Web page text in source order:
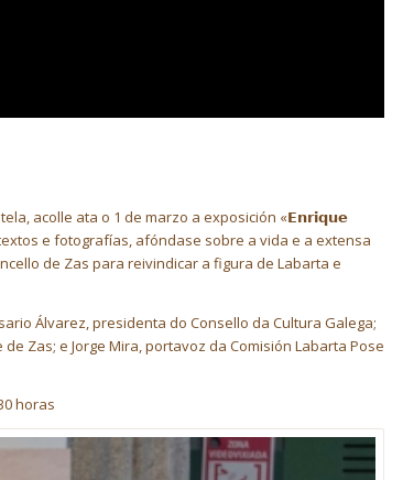
acolle ata o 1 de marzo a exposición «𝗘𝗻𝗿𝗶𝗾𝘂𝗲
e fotografías, afóndase sobre a vida e a extensa
de Zas para reivindicar a figura de Labarta e
Álvarez, presidenta do Consello da Cultura Galega;
Zas; e Jorge Mira, portavoz da Comisión Labarta Pose
horas